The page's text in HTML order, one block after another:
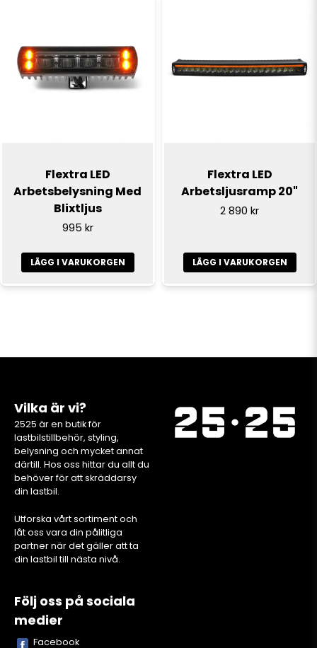
Flextra LED
Arbetsbelysning Med
Blixtljus
995 kr
LÄGG I VARUKORGEN
Flextra LED
Arbetsljusramp 20"
2 890 kr
LÄGG I VARUKORGEN
Vilka är vi?
2525 är en butik för
lastbilstillbehör, styling,
belysning och mycket annat
därtill. Hos oss hittar du allt du
behöver för att skräddarsy
din lastbil.
Utforska vårt sortiment och
låt oss vara din pålitliga
partner när det gäller att ta
din lastbil till nästa nivå.
Följ oss på sociala
medier
Facebook